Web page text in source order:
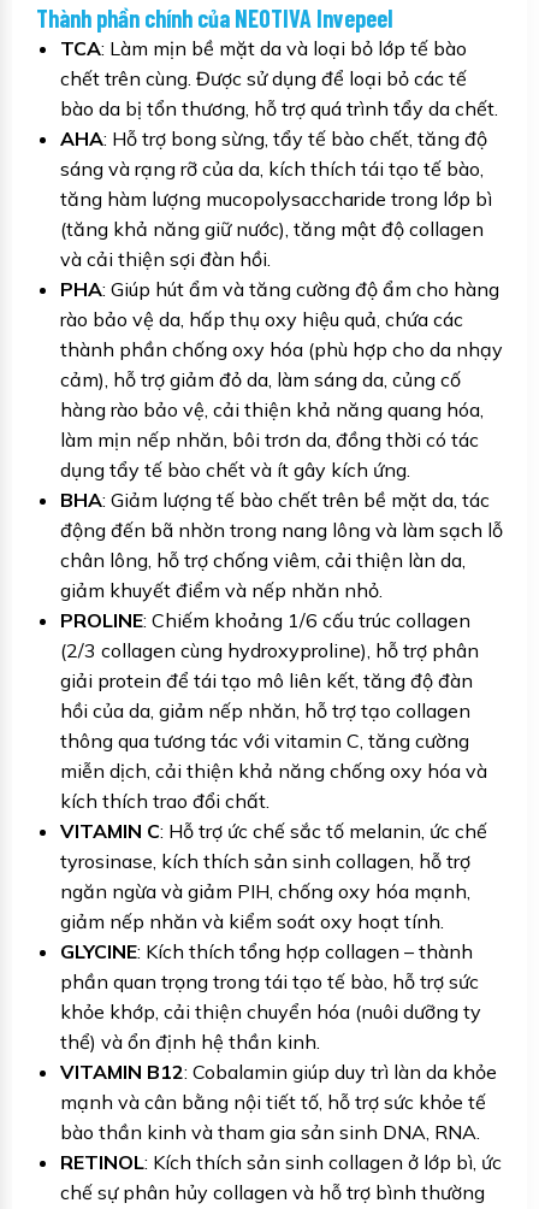
Thành phần chính của NEOTIVA Invepeel
TCA: Làm mịn bề mặt da và loại bỏ lớp tế bào
chết trên cùng. Được sử dụng để loại bỏ các tế
bào da bị tổn thương, hỗ trợ quá trình tẩy da chết.
AHA: Hỗ trợ bong sừng, tẩy tế bào chết, tăng độ
sáng và rạng rỡ của da, kích thích tái tạo tế bào,
tăng hàm lượng mucopolysaccharide trong lớp bì
(tăng khả năng giữ nước), tăng mật độ collagen
và cải thiện sợi đàn hồi.
PHA: Giúp hút ẩm và tăng cường độ ẩm cho hàng
rào bảo vệ da, hấp thụ oxy hiệu quả, chứa các
thành phần chống oxy hóa (phù hợp cho da nhạy
cảm), hỗ trợ giảm đỏ da, làm sáng da, củng cố
hàng rào bảo vệ, cải thiện khả năng quang hóa,
làm mịn nếp nhăn, bôi trơn da, đồng thời có tác
dụng tẩy tế bào chết và ít gây kích ứng.
BHA: Giảm lượng tế bào chết trên bề mặt da, tác
động đến bã nhờn trong nang lông và làm sạch lỗ
chân lông, hỗ trợ chống viêm, cải thiện làn da,
giảm khuyết điểm và nếp nhăn nhỏ.
PROLINE: Chiếm khoảng 1/6 cấu trúc collagen
(2/3 collagen cùng hydroxyproline), hỗ trợ phân
giải protein để tái tạo mô liên kết, tăng độ đàn
hồi của da, giảm nếp nhăn, hỗ trợ tạo collagen
thông qua tương tác với vitamin C, tăng cường
miễn dịch, cải thiện khả năng chống oxy hóa và
kích thích trao đổi chất.
VITAMIN C: Hỗ trợ ức chế sắc tố melanin, ức chế
tyrosinase, kích thích sản sinh collagen, hỗ trợ
ngăn ngừa và giảm PIH, chống oxy hóa mạnh,
giảm nếp nhăn và kiểm soát oxy hoạt tính.
GLYCINE: Kích thích tổng hợp collagen – thành
phần quan trọng trong tái tạo tế bào, hỗ trợ sức
khỏe khớp, cải thiện chuyển hóa (nuôi dưỡng ty
thể) và ổn định hệ thần kinh.
VITAMIN B12: Cobalamin giúp duy trì làn da khỏe
mạnh và cân bằng nội tiết tố, hỗ trợ sức khỏe tế
bào thần kinh và tham gia sản sinh DNA, RNA.
RETINOL: Kích thích sản sinh collagen ở lớp bì, ức
chế sự phân hủy collagen và hỗ trợ bình thường